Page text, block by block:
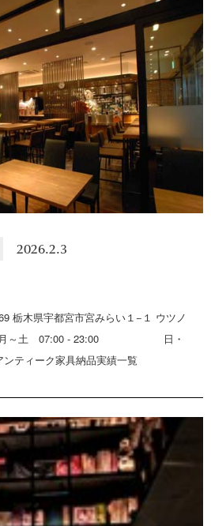
2026.2.3
栃木県宇都宮市宮みらい１−１ ウツノ
間 月～土 07:00 - 23:00 日・
ティーク家具納品実績一覧